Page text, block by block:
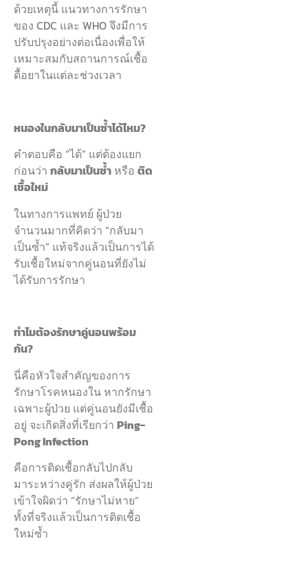
ด้วยเหตุนี้ แนวทางการรักษา
ของ CDC และ WHO จึงมีการ
ปรับปรุงอย่างต่อเนื่องเพื่อให้
เหมาะสมกับสถานการณ์เชื้อ
ดื้อยาในแต่ละช่วงเวลา
หนองในกลับมาเป็นซ้ำได้ไหม?
คำตอบคือ “ได้” แต่ต้องแยก
ก่อนว่า กลับมาเป็นซ้ำ หรือ ติด
เชื้อใหม่
ในทางการแพทย์ ผู้ป่วย
จำนวนมากที่คิดว่า “กลับมา
เป็นซ้ำ” แท้จริงแล้วเป็นการได้
รับเชื้อใหม่จากคู่นอนที่ยังไม่
ได้รับการรักษา
ทำไมต้องรักษาคู่นอนพร้อม
กัน?
นี่คือหัวใจสำคัญของการ
รักษาโรคหนองใน หากรักษา
เฉพาะผู้ป่วย แต่คู่นอนยังมีเชื้อ
อยู่ จะเกิดสิ่งที่เรียกว่า Ping-
Pong Infection
คือการติดเชื้อกลับไปกลับ
มาระหว่างคู่รัก ส่งผลให้ผู้ป่วย
เข้าใจผิดว่า “รักษาไม่หาย”
ทั้งที่จริงแล้วเป็นการติดเชื้อ
ใหม่ซ้ำ